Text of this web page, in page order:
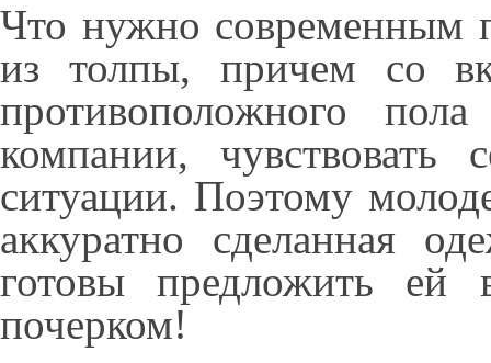
Что нужно современным
из толпы, причем со
противоположного
компании, чувствовать
ситуации. Поэтому
аккуратно сделанная
готовы предложить ей
почерком!